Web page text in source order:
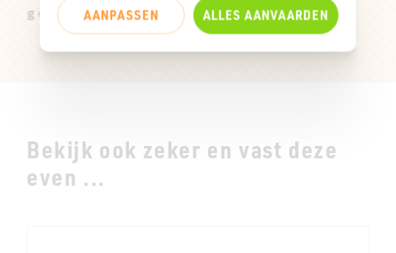
gebruikssporen vertonen.
Bekijk ook zeker en vast deze
even ...
AANPASSEN ALLES AANVAARDEN